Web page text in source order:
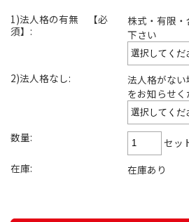
1)法人格の有無 【必
須】:
株式・有限
下さい
2)法人格なし:
法人格がな
をお知らせく
数量:
セッ
在庫:
在庫あり